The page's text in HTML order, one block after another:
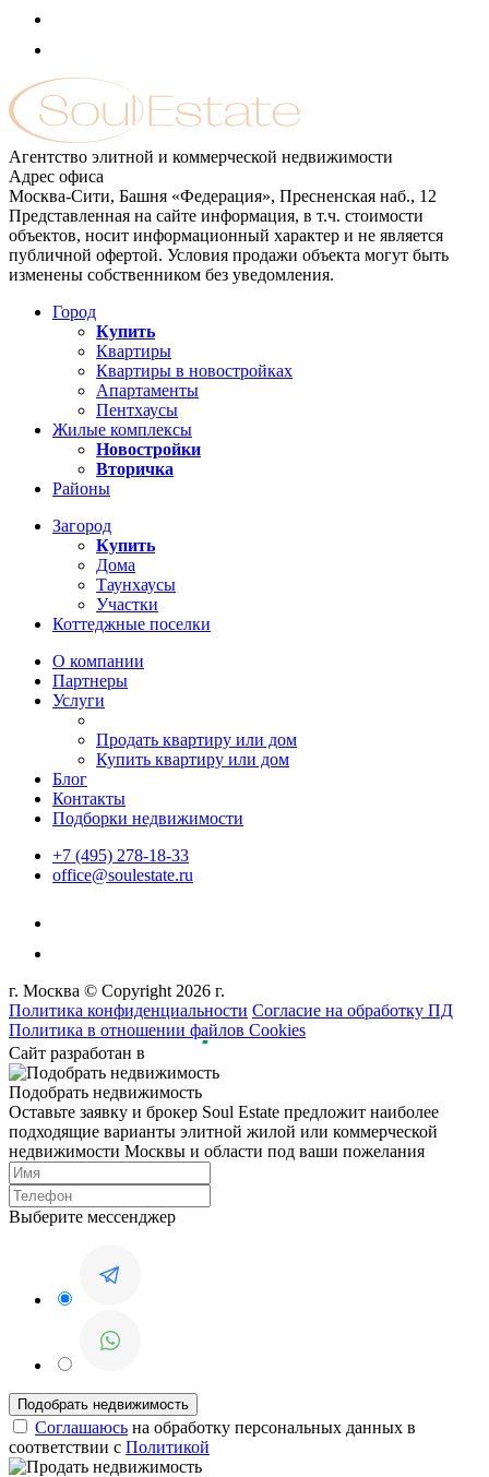
Агентство элитной и коммерческой недвижимости
Адрес офиса
Москва-Сити, Башня «Федерация», Пресненская наб., 12
Представленная на сайте информация, в т.ч. стоимости
объектов, носит информационный характер и не является
публичной офертой. Условия продажи объекта могут быть
изменены собственником без уведомления.
Город
Купить
Квартиры
Квартиры в новостройках
Апартаменты
Пентхаусы
Жилые комплексы
Новостройки
Вторичка
Районы
Загород
Купить
Дома
Таунхаусы
Участки
Коттеджные поселки
О компании
Партнеры
Услуги
Продать квартиру или дом
Купить квартиру или дом
Блог
Контакты
Подборки недвижимости
+7 (495) 278-18-33
office@soulestate.ru
г. Москва © Copyright 2026 г.
Политика конфиденциальности Согласие на обработку ПД
Политика в отношении файлов Cookies
Сайт разработан в
Подобрать недвижимость
Оставьте заявку и брокер Soul Estate предложит наиболее
подходящие варианты элитной жилой или коммерческой
недвижимости Москвы и области под ваши пожелания
Выберите мессенджер
Соглашаюсь на обработку персональных данных в
соответствии с Политикой